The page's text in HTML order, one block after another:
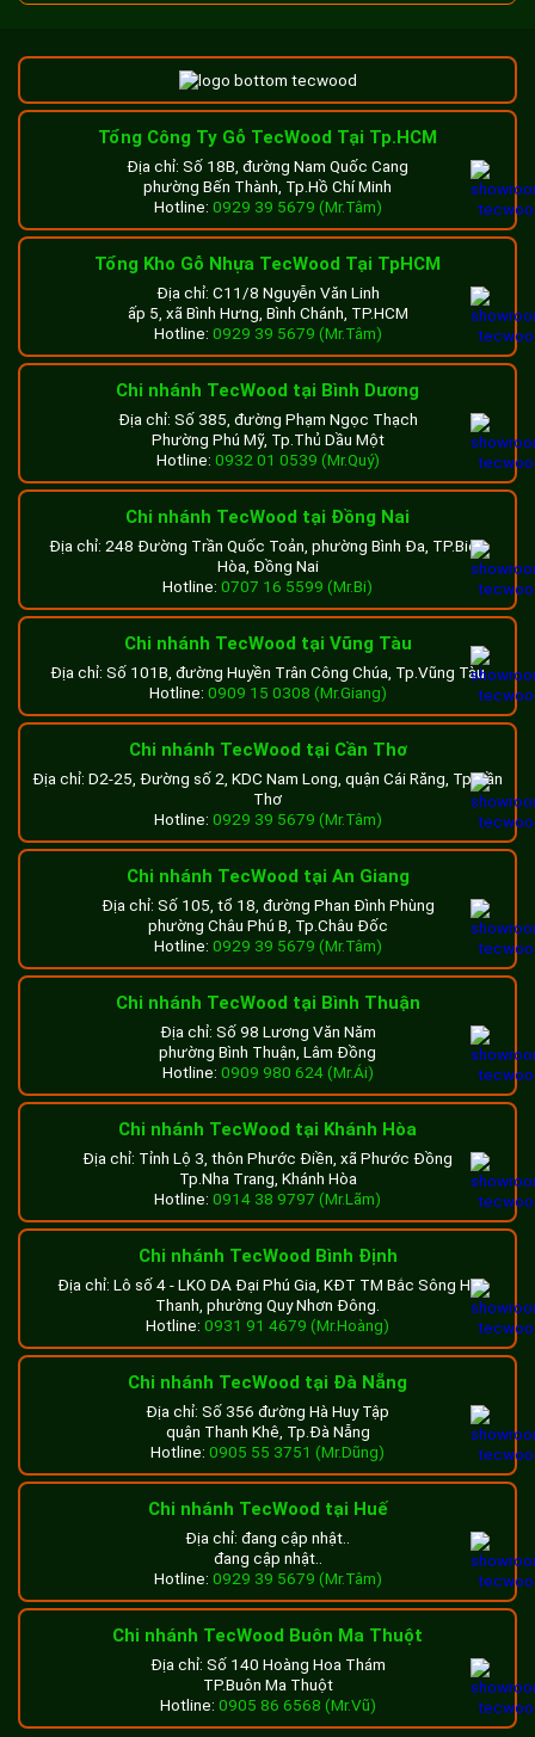
Tổng Công Ty Gỗ TecWood Tại Tp.HCM
Địa chỉ: Số 18B, đường Nam Quốc Cang
phường Bến Thành, Tp.Hồ Chí Minh
Hotline: 0929 39 5679 (Mr.Tâm)
Tổng Kho Gỗ Nhựa TecWood Tại TpHCM
Địa chỉ: C11/8 Nguyễn Văn Linh
ấp 5, xã Bình Hưng, Bình Chánh, TP.HCM
Hotline: 0929 39 5679 (Mr.Tâm)
Chi nhánh TecWood tại Bình Dương
Địa chỉ: Số 385, đường Phạm Ngọc Thạch
Phường Phú Mỹ, Tp.Thủ Dầu Một
Hotline: 0932 01 0539 (Mr.Quý)
Chi nhánh TecWood tại Đồng Nai
Địa chỉ: 248 Đường Trần Quốc Toản, phường Bình Đa, TP.Biên
Hòa, Đồng Nai
Hotline: 0707 16 5599 (Mr.Bi)
Chi nhánh TecWood tại Vũng Tàu
Địa chỉ: Số 101B, đường Huyền Trân Công Chúa, Tp.Vũng Tàu
Hotline: 0909 15 0308 (Mr.Giang)
Chi nhánh TecWood tại Cần Thơ
Địa chỉ: D2-25, Đường số 2, KDC Nam Long, quận Cái Răng, Tp.Cần
Thơ
Hotline: 0929 39 5679 (Mr.Tâm)
Chi nhánh TecWood tại An Giang
Địa chỉ: Số 105, tổ 18, đường Phan Đình Phùng
phường Châu Phú B, Tp.Châu Đốc
Hotline: 0929 39 5679 (Mr.Tâm)
Chi nhánh TecWood tại Bình Thuận
Địa chỉ: Số 98 Lương Văn Năm
phường Bình Thuận, Lâm Đồng
Hotline: 0909 980 624 (Mr.Ái)
Chi nhánh TecWood tại Khánh Hòa
Địa chỉ: Tỉnh Lộ 3, thôn Phước Điền, xã Phước Đồng
Tp.Nha Trang, Khánh Hòa
Hotline: 0914 38 9797 (Mr.Lãm)
Chi nhánh TecWood Bình Định
Địa chỉ: Lô số 4 - LKO DA Đại Phú Gia, KĐT TM Bắc Sông Hà
Thanh, phường Quy Nhơn Đông.
Hotline: 0931 91 4679 (Mr.Hoàng)
Chi nhánh TecWood tại Đà Nẵng
Địa chỉ: Số 356 đường Hà Huy Tập
quận Thanh Khê, Tp.Đà Nẵng
Hotline: 0905 55 3751 (Mr.Dũng)
Chi nhánh TecWood tại Huế
Địa chỉ: đang cập nhật..
đang cập nhật..
Hotline: 0929 39 5679 (Mr.Tâm)
Chi nhánh TecWood Buôn Ma Thuột
Địa chỉ: Số 140 Hoàng Hoa Thám
TP.Buôn Ma Thuột
Hotline: 0905 86 6568 (Mr.Vũ)